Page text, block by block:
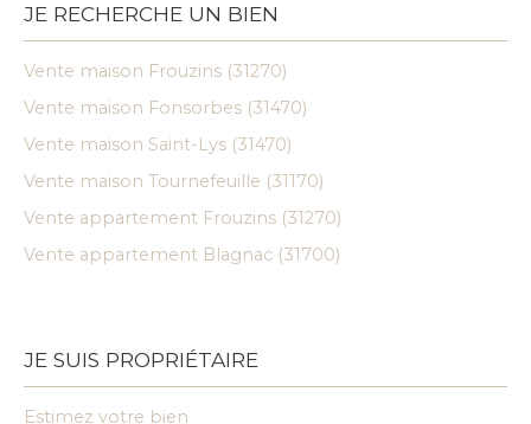
JE RECHERCHE UN BIEN
Vente maison Frouzins (31270)
Vente maison Fonsorbes (31470)
Vente maison Saint-Lys (31470)
Vente maison Tournefeuille (31170)
Vente appartement Frouzins (31270)
Vente appartement Blagnac (31700)
JE SUIS PROPRIÉTAIRE
Estimez votre bien